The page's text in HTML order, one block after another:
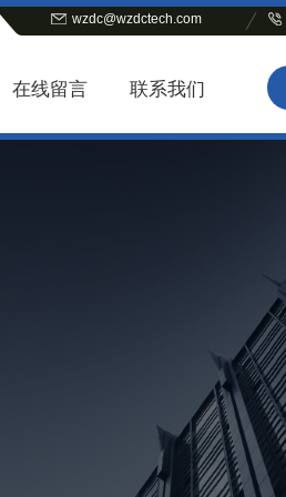
wzdc@wzdctech.com
在线留言 联系我们